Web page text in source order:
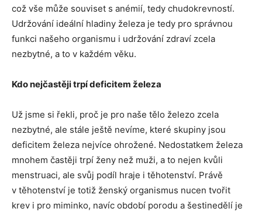
což vše může souviset s anémií, tedy chudokrevností.
Udržování ideální hladiny železa je tedy pro správnou
funkci našeho organismu i udržování zdraví zcela
nezbytné, a to v každém věku.
Kdo nejčastěji trpí deficitem železa
Už jsme si řekli, proč je pro naše tělo železo zcela
nezbytné, ale stále ještě nevíme, které skupiny jsou
deficitem železa nejvíce ohrožené. Nedostatkem železa
mnohem častěji trpí ženy než muži, a to nejen kvůli
menstruaci, ale svůj podíl hraje i těhotenství. Právě
v těhotenství je totiž ženský organismus nucen tvořit
krev i pro miminko, navíc období porodu a šestinedělí je